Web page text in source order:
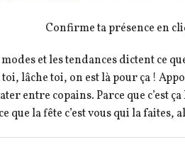
Confirme ta présence en
et les tendances dictent ce
lâche toi, on est là pour ça !
entre copains. Parce que c’est
que la fête c’est vous qui la faites,